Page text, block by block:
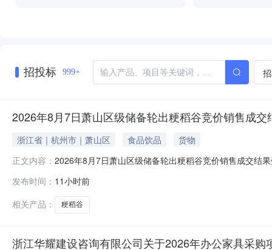
招投标 999+
2026年8月7日萧山区级储备轮出粳稻谷竞价销售成交
浙江省｜杭州市｜萧山区 食品饮品
货物
正文内容： 2026年8月7日萧山区级储备轮出粳稻谷竞价销售成交结
元/吨，全部成交。
发布时间： 11小时前
相关产品：
粳稻谷
浙江华耀建设咨询有限公司关于2026年办公家具采购